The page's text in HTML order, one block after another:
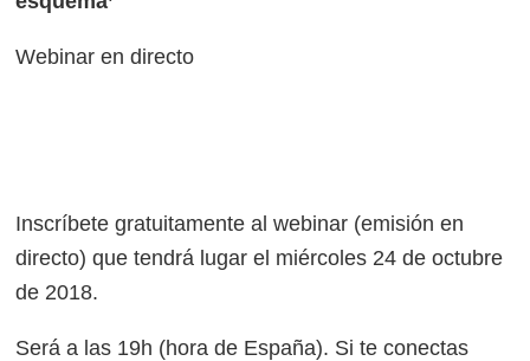
Webinar en directo
Inscríbete gratuitamente al webinar (emisión en
directo) que tendrá lugar el miércoles 24 de octubre
de 2018.
Será a las 19h (hora de España). Si te conectas